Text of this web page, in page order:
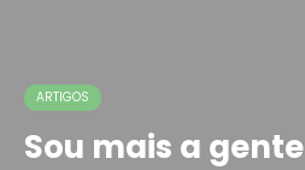
ARTIGOS
Sou mais a gente